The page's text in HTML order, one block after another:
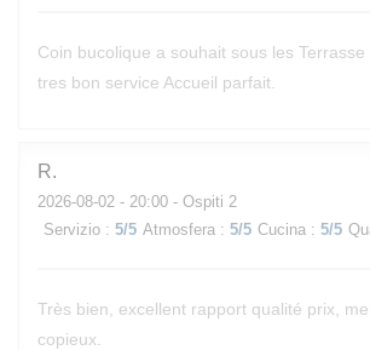
Coin bucolique a souhait sous les
tres bon service Accueil parfait.
R
2026-08-02 - 20:00 - Ospiti 2
Servizio : 5/5 Atmosfera : 5/5 Cucina : 5/5
Très bien, excellent rapport qualité prix,
copieux.